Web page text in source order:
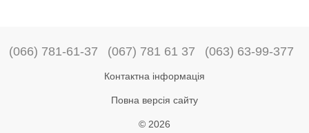
(066) 781-61-37 (067) 781 61 37 (063) 63-99-377
Контактна інформація
Повна версія сайту
© 2026